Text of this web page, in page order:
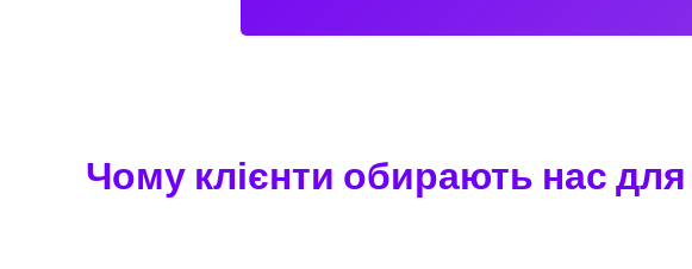
Чому клієнти обирають нас для